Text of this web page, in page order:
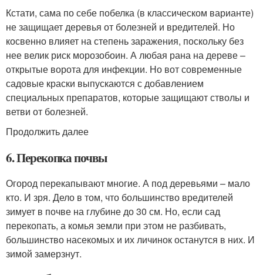
Кстати, сама по себе побелка (в классическом варианте)
не защищает деревья от болезней и вредителей. Но
косвенно влияет на степень заражения, поскольку без
нее велик риск морозобоин. А любая рана на дереве –
открытые ворота для инфекции. Но вот современные
садовые краски выпускаются с добавлением
специальных препаратов, которые защищают стволы и
ветви от болезней.
Продолжить далее
6. Перекопка почвы
Огород перекапывают многие. А под деревьями – мало
кто. И зря. Дело в том, что большинство вредителей
зимует в почве на глубине до 30 см. Но, если сад
перекопать, а комья земли при этом не разбивать,
большинство насекомых и их личинок останутся в них. И
зимой замерзнут.